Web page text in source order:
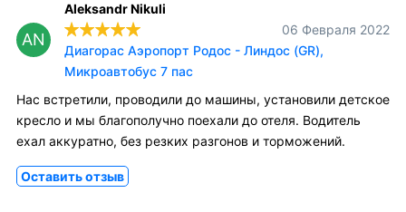
AN
Aleksandr Nikuli
06 Февраля 2022
Диагорас Аэропорт Родос - Линдос (GR),
Микроавтобус 7 пас
Нас встретили, проводили до машины, установили детское
кресло и мы благополучно поехали до отеля. Водитель
ехал аккуратно, без резких разгонов и торможений.
Оставить отзыв